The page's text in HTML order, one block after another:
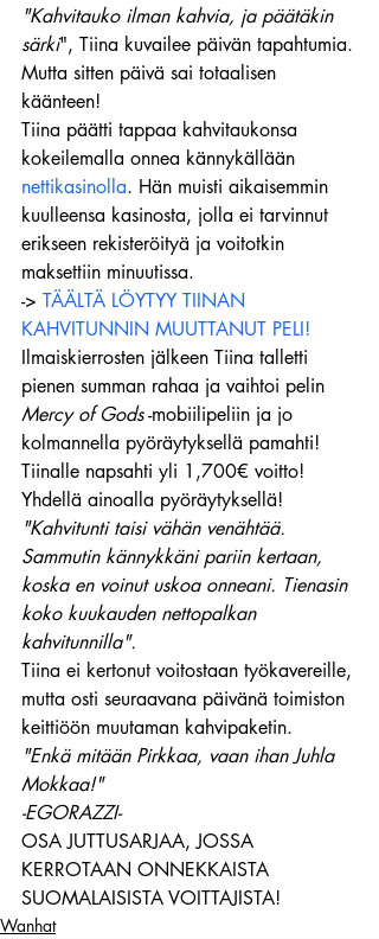
"Kahvitauko ilman kahvia, ja päätäkin
särki", Tiina kuvailee päivän tapahtumia.
Mutta sitten päivä sai totaalisen
käänteen!
Tiina päätti tappaa kahvitaukonsa
kokeilemalla onnea kännykällään
nettikasinolla. Hän muisti aikaisemmin
kuulleensa kasinosta, jolla ei tarvinnut
erikseen rekisteröityä ja voitotkin
maksettiin minuutissa.
-> TÄÄLTÄ LÖYTYY TIINAN
KAHVITUNNIN MUUTTANUT PELI!
Ilmaiskierrosten jälkeen Tiina talletti
pienen summan rahaa ja vaihtoi pelin
Mercy of Gods -mobiilipeliin ja jo
kolmannella pyöräytyksellä pamahti!
Tiinalle napsahti yli 1,700€ voitto!
Yhdellä ainoalla pyöräytyksellä!
"Kahvitunti taisi vähän venähtää.
Sammutin kännykkäni pariin kertaan,
koska en voinut uskoa onneani. Tienasin
koko kuukauden nettopalkan
kahvitunnilla".
Tiina ei kertonut voitostaan työkavereille,
mutta osti seuraavana päivänä toimiston
keittiöön muutaman kahvipaketin.
"Enkä mitään Pirkkaa, vaan ihan Juhla
Mokkaa!"
-EGORAZZI-
OSA JUTTUSARJAA, JOSSA
KERROTAAN ONNEKKAISTA
SUOMALAISISTA VOITTAJISTA!
Wanhat